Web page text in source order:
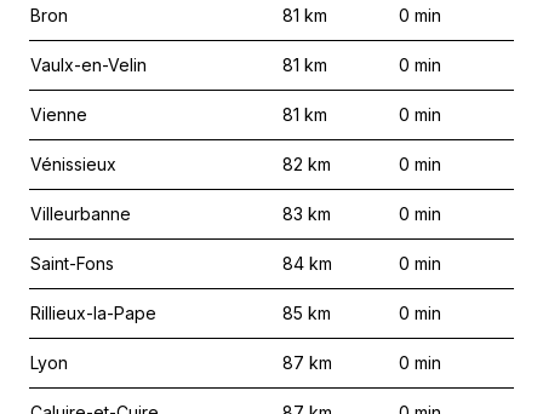
Bron 81 km 0 min
Vaulx-en-Velin 81 km 0 min
Vienne 81 km 0 min
Vénissieux 82 km 0 min
Villeurbanne 83 km 0 min
Saint-Fons 84 km 0 min
Rillieux-la-Pape 85 km 0 min
Lyon 87 km 0 min